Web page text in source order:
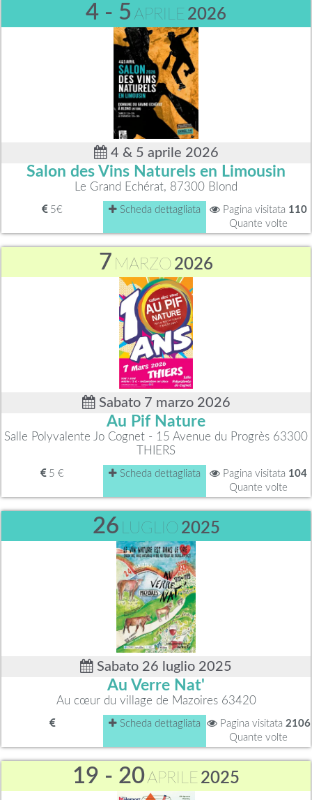
4 - 5 APRILE 2026
4 & 5 aprile 2026
Salon des Vins Naturels en Limousin
Le Grand Echérat, 87300 Blond
5€ Scheda dettagliata Pagina visitata 110
Quante volte
7 MARZO 2026
Sabato 7 marzo 2026
Au Pif Nature
Salle Polyvalente Jo Cognet - 15 Avenue du Progrès 63300
THIERS
5 € Scheda dettagliata Pagina visitata 104
Quante volte
26 LUGLIO 2025
Sabato 26 luglio 2025
Au Verre Nat'
Au cœur du village de Mazoires 63420
Scheda dettagliata Pagina visitata 2106
Quante volte
19 - 20APRILE 2025